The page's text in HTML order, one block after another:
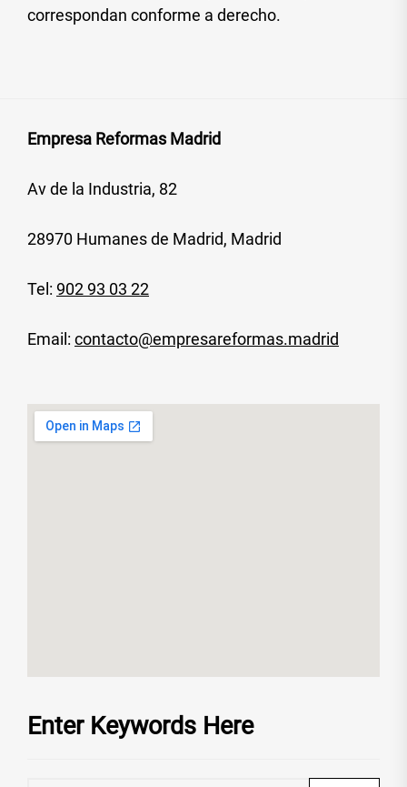
correspondan conforme a derecho.
Empresa Reformas Madrid
Av de la Industria, 82
28970 Humanes de Madrid, Madrid
Tel: 902 93 03 22
Email: contacto@empresareformas.madrid
Enter Keywords Here